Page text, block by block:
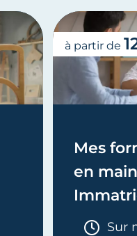
Mes
en
Sur
à partir de